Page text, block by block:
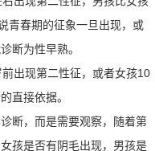
青春期的征象一旦出现，或
断为性早熟。
出现第二性征，或者女孩10
直接依据。
，而是需要观察，随着第
孩是否有阴毛出现，男孩是